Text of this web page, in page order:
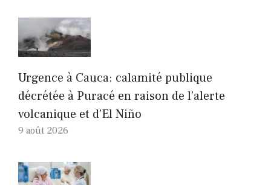
Urgence à Cauca: calamité publique
décrétée à Puracé en raison de l’alerte
volcanique et d’El Niño
9 août 2026